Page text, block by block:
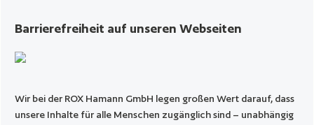
Barrierefreiheit auf unseren Webseiten
Wir bei der ROX Hamann GmbH legen großen Wert darauf, dass
unsere Inhalte für alle Menschen zugänglich sind – unabhängig